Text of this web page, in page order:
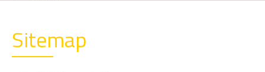
Sitemap